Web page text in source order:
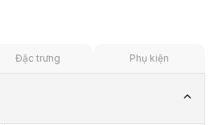
Đặc trưng Phụ kiện